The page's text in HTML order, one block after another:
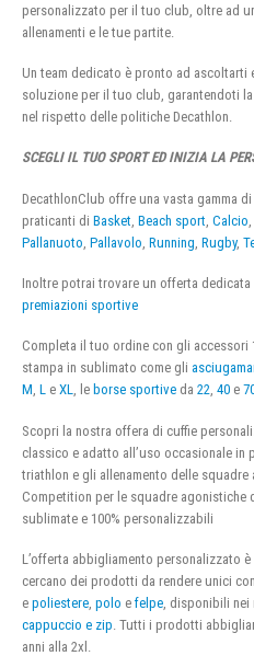
personalizzato per il tuo club, oltre ad
allenamenti e le tue partite.
Un team dedicato è pronto ad
soluzione per il tuo club, garantendoti
nel rispetto delle politiche Decathlon.
SCEGLI IL TUO SPORT ED INIZIA LA
DecathlonClub offre una vasta gamma
praticanti di Basket Beach sport Calcio
Pallanuoto Pallavolo Running Rugby,
Inoltre potrai trovare un offerta dedicata
premiazioni sportive
Completa il tuo ordine con gli accessori
stampa in sublimato come gli
M, L e XL, le borse sportive da 22, 40 e
Scopri la nostra offera di cuffie
classico e adatto all’uso occasionale in
triathlon e gli allenamento delle squadre
Competition per le squadre agonistiche
sublimate e 100% personalizzabili
L’offerta abbigliamento personalizzato
cercano dei prodotti da rendere unici
e poliestere polo e felpe , disponibili
cappuccio e zip . Tutti i prodotti
anni alla 2xl.